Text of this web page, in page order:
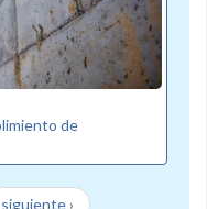
de
siguiente ›